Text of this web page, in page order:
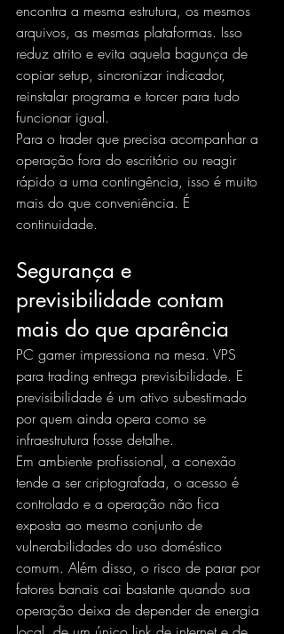
encontra a mesma estrutura, os mesmos
arquivos, as mesmas plataformas. Isso
reduz atrito e evita aquela bagunça de
copiar setup, sincronizar indicador,
reinstalar programa e torcer para tudo
funcionar igual.
Para o trader que precisa acompanhar a
operação fora do escritório ou reagir
rápido a uma contingência, isso é muito
mais do que conveniência. É
continuidade.
Segurança e
previsibilidade contam
mais do que aparência
PC gamer impressiona na mesa. VPS
para trading entrega previsibilidade. E
previsibilidade é um ativo subestimado
por quem ainda opera como se
infraestrutura fosse detalhe.
Em ambiente profissional, a conexão
tende a ser criptografada, o acesso é
controlado e a operação não fica
exposta ao mesmo conjunto de
vulnerabilidades do uso doméstico
comum. Além disso, o risco de parar por
fatores banais cai bastante quando sua
operação deixa de depender de energia